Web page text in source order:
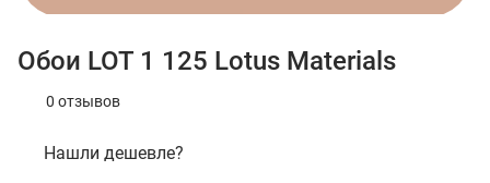
Обои LOT 1 125 Lotus Materials
0 отзывов
Нашли дешевле?